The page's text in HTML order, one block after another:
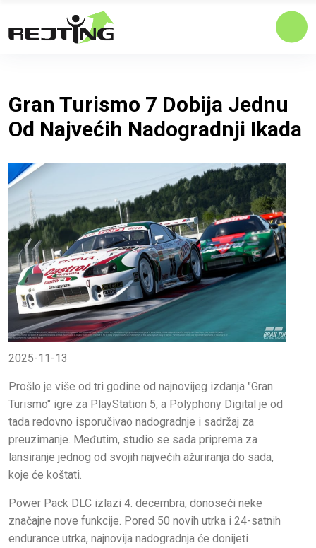
Gran Turismo 7 Dobija Jednu
Od Najvećih Nadogradnji Ikada
2025-11-13
Prošlo je više od tri godine od najnovijeg izdanja "Gran
Turismo" igre za PlayStation 5, a Polyphony Digital je od
tada redovno isporučivao nadogradnje i sadržaj za
preuzimanje. Međutim, studio se sada priprema za
lansiranje jednog od svojih najvećih ažuriranja do sada,
koje će koštati.
Power Pack DLC izlazi 4. decembra, donoseći neke
značajne nove funkcije. Pored 50 novih utrka i 24-satnih
endurance utrka, najnovija nadogradnja će donijeti